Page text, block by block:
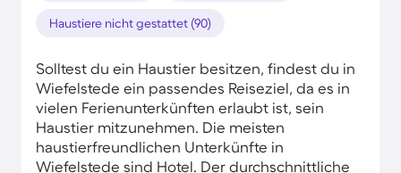
Haustiere nicht gestattet (90)
Solltest du ein Haustier besitzen, findest du in
Wiefelstede ein passendes Reiseziel, da es in
vielen Ferienunterkünften erlaubt ist, sein
Haustier mitzunehmen. Die meisten
haustierfreundlichen Unterkünfte in
Wiefelstede sind Hotel. Der durchschnittliche